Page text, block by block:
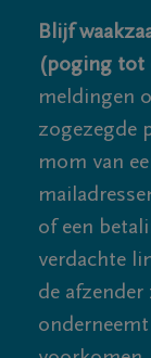
Blijf
(poging tot
meldingen
zogezegde
mom van
of een
verdachte
de